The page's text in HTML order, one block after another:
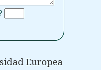
Europea